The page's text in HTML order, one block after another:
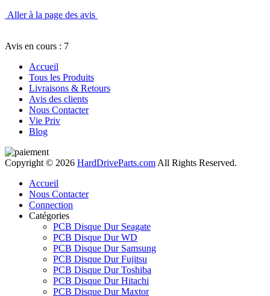
Aller à la page des avis
Avis en cours : 7
Accueil
Tous les Produits
Livraisons & Retours
Avis des clients
Nous Contacter
Vie Priv
Blog
Copyright © 2026 HardDriveParts.com All Rights Reserved.
Accueil
Nous Contacter
Connection
Catégories
PCB Disque Dur Seagate
PCB Disque Dur WD
PCB Disque Dur Samsung
PCB Disque Dur Fujitsu
PCB Disque Dur Toshiba
PCB Disque Dur Hitachi
PCB Disque Dur Maxtor